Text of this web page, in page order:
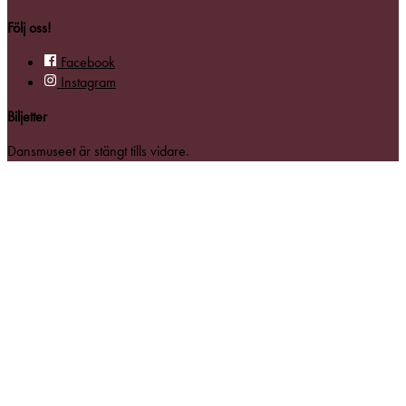
Följ oss!
Facebook
Instagram
Biljetter
Dansmuseet är stängt tills vidare.